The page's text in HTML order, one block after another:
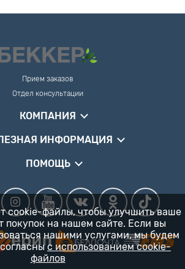
Прием заказов
Отдел консультации
КОМПАНИЯ
ИНФОРМАЦИЯ
ПОМОЩЬ
cookie-файлы, чтобы улучшить ваше
покупок на нашем сайте. Если вы
нашими услугами, мы будем
с использованием cookie-
файлов